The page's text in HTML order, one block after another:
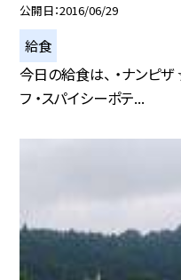
公開日 2016/06/29
給食
今日の給食は、 ・ナンピ
フ ・スパイシーポテ...